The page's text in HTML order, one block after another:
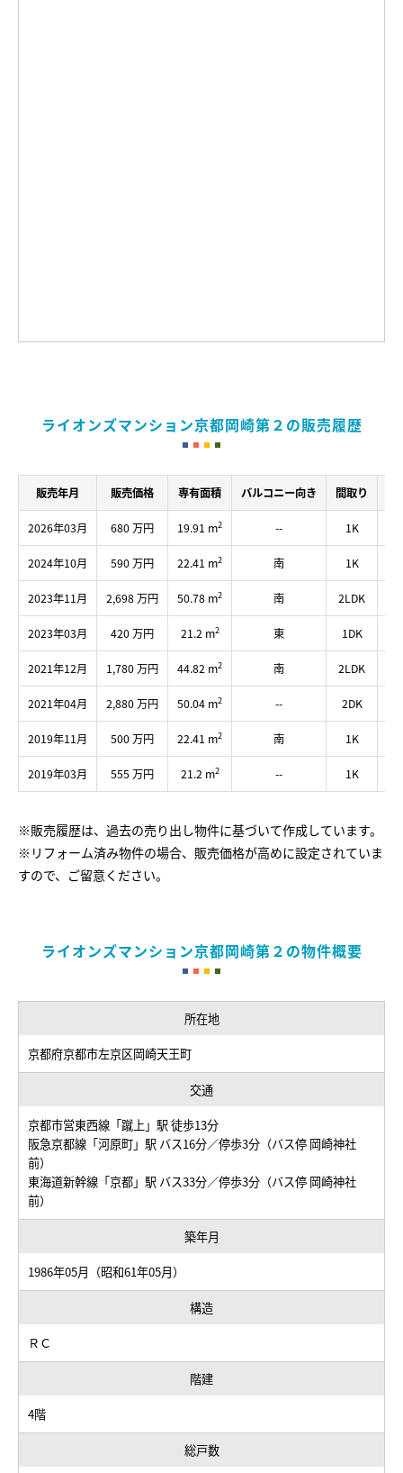
ライオンズマンション京都岡崎第２の販売履歴
販売年月 販売価格 専有面積 バルコニー向き 間取り
2026年03月 680 万円 19.91 m2 -- 1K
2024年10月 590 万円 22.41 m2 南 1K
2023年11月 2,698 万円 50.78 m2 南 2LDK
2023年03月 420 万円 21.2 m2 東 1DK
2021年12月 1,780 万円 44.82 m2 南 2LDK
2021年04月 2,880 万円 50.04 m2 -- 2DK
2019年11月 500 万円 22.41 m2 南 1K
2019年03月 555 万円 21.2 m2 -- 1K
※販売履歴は、過去の売り出し物件に基づいて作成しています。
※リフォーム済み物件の場合、販売価格が高めに設定されていま
すので、ご留意ください。
ライオンズマンション京都岡崎第２の物件概要
所在地
京都府京都市左京区岡崎天王町
交通
京都市営東西線「蹴上」駅 徒歩13分
阪急京都線「河原町」駅 バス16分／停歩3分（バス停 岡崎神社
前）
東海道新幹線「京都」駅 バス33分／停歩3分（バス停 岡崎神社
前）
築年月
1986年05月（昭和61年05月）
構造
ＲＣ
階建
4階
総戸数